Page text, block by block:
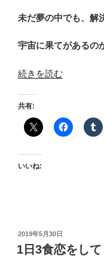
未だ夢の中でも、解
宇宙に果てがあるの
“JK
語”
続きを読む
共有:
いいね:
投
稿
日:
2019年5月30日
1日3食恋をして